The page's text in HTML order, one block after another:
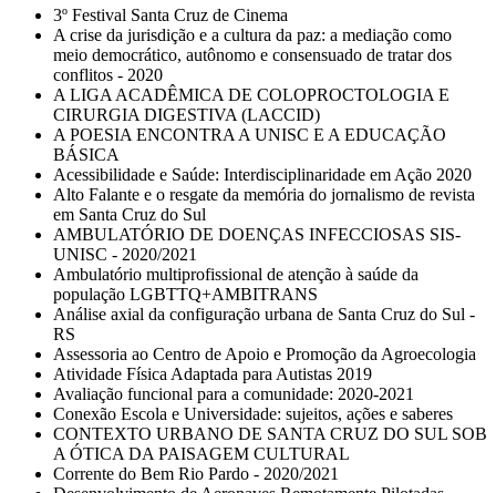
3º Festival Santa Cruz de Cinema
A crise da jurisdição e a cultura da paz: a mediação como
meio democrático, autônomo e consensuado de tratar dos
conflitos - 2020
A LIGA ACADÊMICA DE COLOPROCTOLOGIA E
CIRURGIA DIGESTIVA (LACCID)
A POESIA ENCONTRA A UNISC E A EDUCAÇÃO
BÁSICA
Acessibilidade e Saúde: Interdisciplinaridade em Ação 2020
Alto Falante e o resgate da memória do jornalismo de revista
em Santa Cruz do Sul
AMBULATÓRIO DE DOENÇAS INFECCIOSAS SIS-
UNISC - 2020/2021
Ambulatório multiprofissional de atenção à saúde da
população LGBTTQ+AMBITRANS
Análise axial da configuração urbana de Santa Cruz do Sul -
RS
Assessoria ao Centro de Apoio e Promoção da Agroecologia
Atividade Física Adaptada para Autistas 2019
Avaliação funcional para a comunidade: 2020-2021
Conexão Escola e Universidade: sujeitos, ações e saberes
CONTEXTO URBANO DE SANTA CRUZ DO SUL SOB
A ÓTICA DA PAISAGEM CULTURAL
Corrente do Bem Rio Pardo - 2020/2021